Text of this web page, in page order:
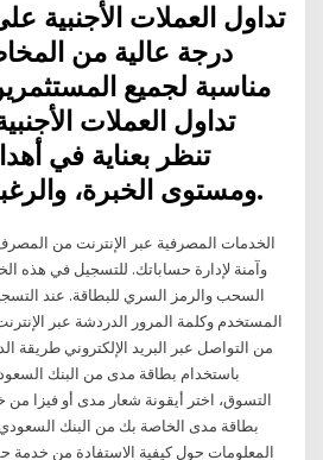
تداول العملات الأجنبية
درجة عالية من
مناسبة لجميع
تداول العملات
تنظر بعناية في
ومستوى الخبرة، والرغبة في المخاطرة.
الخدمات المصرفية عبر الإنترنت من
وآمنة لإدارة حساباتك. للتسجيل في هذه
السحب والرمز السري للبطاقة. عند
المستخدم وكلمة المرور الدردشة عبر
من التواصل عبر البريد الإلكتروني طريقة
باستخدام بطاقة مدى من البنك
التسوق، اختر أيقونة شعار مدى أو فيزا
بطاقة مدى الخاصة بك من البنك
المعلومات حول كيفية الاستفادة من خدمة